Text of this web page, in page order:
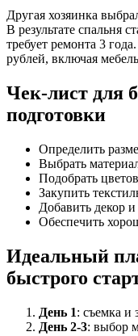
Другая хозяинка
В результате спальня
требует ремонта 3
рублей, включая
Чек-лист для
подготовки
Определить
Выбрать
Подобрать
Закупить
Добавить декор и
Обеспечить
Идеальный
быстрого
День 1: съемка и
День 2-3: выбор